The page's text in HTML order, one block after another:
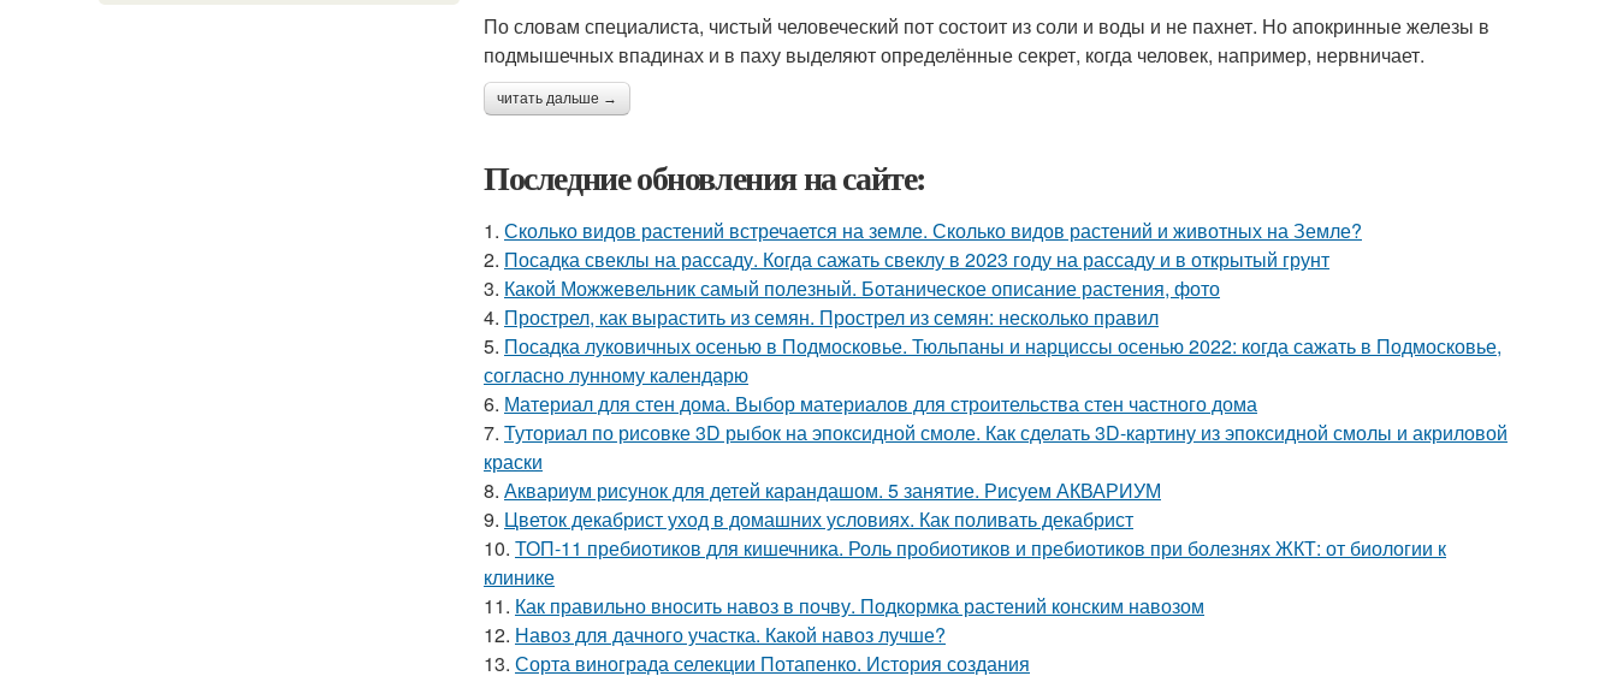
По словам специалиста, чистый человеческий пот состоит из соли и воды и не пахнет. Но апокринные железы в
подмышечных впадинах и в паху выделяют определённые секрет, когда человек, например, нервничает.
читать дальше →
Последние обновления на сайте:
1. Сколько видов растений встречается на земле. Сколько видов растений и животных на Земле?
2. Посадка свеклы на рассаду. Когда сажать свеклу в 2023 году на рассаду и в открытый грунт
3. Какой Можжевельник самый полезный. Ботаническое описание растения, фото
4. Прострел, как вырастить из семян. Прострел из семян: несколько правил
5. Посадка луковичных осенью в Подмосковье. Тюльпаны и нарциссы осенью 2022: когда сажать в Подмосковье,
согласно лунному календарю
6. Материал для стен дома. Выбор материалов для строительства стен частного дома
7. Туториал по рисовке 3D рыбок на эпоксидной смоле. Как сделать 3D-картину из эпоксидной смолы и акриловой
краски
8. Аквариум рисунок для детей карандашом. 5 занятие. Рисуем АКВАРИУМ
9. Цветок декабрист уход в домашних условиях. Как поливать декабрист
10. ТОП-11 пребиотиков для кишечника. Роль пробиотиков и пребиотиков при болезнях ЖКТ: от биологии к
клинике
11. Как правильно вносить навоз в почву. Подкормка растений конским навозом
12. Навоз для дачного участка. Какой навоз лучше?
13. Сорта винограда селекции Потапенко. История создания